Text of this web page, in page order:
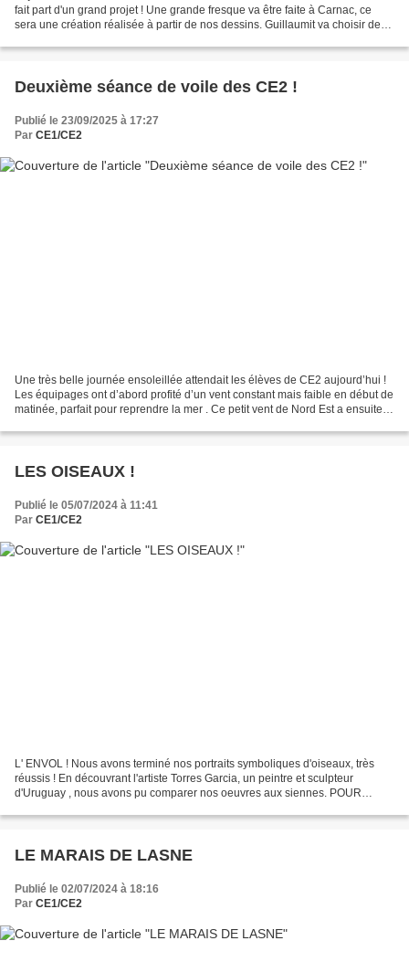
fait part d'un grand projet ! Une grande fresque va être faite à Carnac, ce
sera une création réalisée à partir de nos dessins. Guillaumit va choisir des
Deuxième séance de voile des CE2 !
Publié le 23/09/2025 à 17:27
Par CE1/CE2
Une très belle journée ensoleillée attendait les élèves de CE2 aujourd’hui !
Les équipages ont d’abord profité d’un vent constant mais faible en début de
matinée, parfait pour reprendre la mer . Ce petit vent de Nord Est a ensuite
LES OISEAUX !
Publié le 05/07/2024 à 11:41
Par CE1/CE2
L' ENVOL ! Nous avons terminé nos portraits symboliques d'oiseaux, très
réussis ! En découvrant l'artiste Torres Garcia, un peintre et sculpteur
d'Uruguay , nous avons pu comparer nos oeuvres aux siennes. POUR
LE MARAIS DE LASNE
Publié le 02/07/2024 à 18:16
Par CE1/CE2